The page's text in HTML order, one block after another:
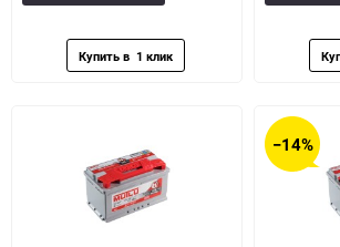
−14%